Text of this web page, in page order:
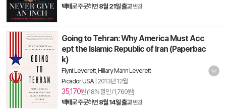
택배로 주문하면 8월 21일 출고 변경
Going to Tehran: Why America Must Acc
ept the Islamic Republic of Iran (Paperbac
k)
Flynt Leverett, Hillary Mann Leverett
Picador USA| 2013년 12월
35,170원 (18% 할인 / 1,760원)
택배로 주문하면 8월 14일 출고 변경